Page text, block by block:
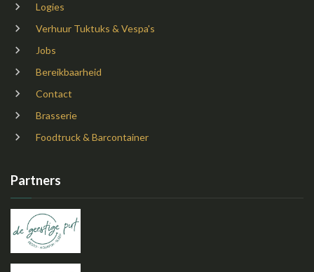
Logies
Verhuur Tuktuks & Vespa's
Jobs
Bereikbaarheid
Contact
Brasserie
Foodtruck & Barcontainer
Partners